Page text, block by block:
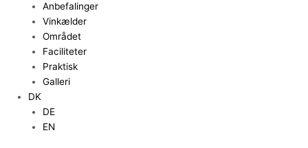
Anbefalinger
Vinkælder
Området
Faciliteter
Praktisk
Galleri
DK
DE
EN